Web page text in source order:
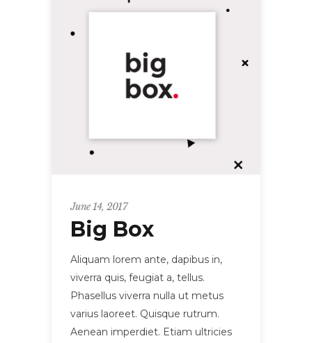
June 14, 2017
Big Box
Aliquam lorem ante, dapibus in,
viverra quis, feugiat a, tellus.
Phasellus viverra nulla ut metus
varius laoreet. Quisque rutrum.
Aenean imperdiet. Etiam ultricies